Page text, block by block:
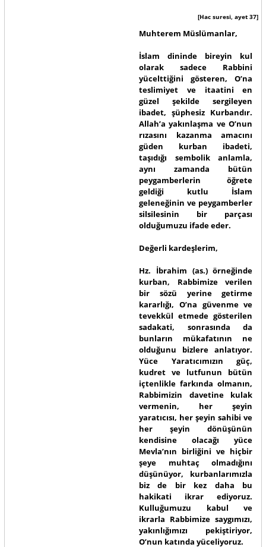
[Hac suresi, ayet 37]
Muhterem Müslümanlar,
İslam dininde bireyin kul
olarak sadece Rabbini
yücelttiğini gösteren, O’na
teslimiyet ve itaatini en
güzel şekilde sergileyen
ibadet, şüphesiz Kurbandır.
Allah’a yakınlaşma ve O’nun
rızasını kazanma amacını
güden kurban ibadeti,
taşıdığı sembolik anlamla,
aynı zamanda bütün
peygamberlerin öğrete
geldiği kutlu İslam
geleneğinin ve peygamberler
silsilesinin bir parçası
olduğumuzu ifade eder.
Değerli kardeşlerim,
Hz. İbrahim (as.) örneğinde
kurban, Rabbimize verilen
bir sözü yerine getirme
kararlığı, O’na güvenme ve
tevekkül etmede gösterilen
sadakati, sonrasında da
bunların mükafatının ne
olduğunu bizlere anlatıyor.
Yüce Yaratıcımızın güç,
kudret ve lutfunun bütün
içtenlikle farkında olmanın,
Rabbimizin davetine kulak
vermenin, her şeyin
yaratıcısı, her şeyin sahibi ve
her şeyin dönüşünün
kendisine olacağı yüce
Mevla’nın birliğini ve hiçbir
şeye muhtaç olmadığını
düşünüyor, kurbanlarımızla
biz de bir kez daha bu
hakikati ikrar ediyoruz.
Kulluğumuzu kabul ve
ikrarla Rabbimize saygımızı,
yakınlığımızı pekiştiriyor,
O’nun katında yüceliyoruz.